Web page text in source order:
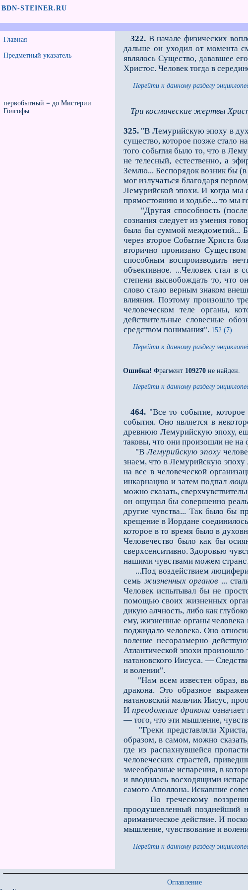
BDN-STEINER.RU
Главная
Предметный указатель
первобытный = до Мистерии
Голгофы
322. В начале физических
дальше он уходил от момента
являлось Существо, дававшее
Христос. Человек тогда в
Перейти к данному разделу
Три космические жертвы
325. "В Лемурийскую эпоху в
существо, которое позже стало
того события было то, что в
не телесный, естественно, а
Землю... Беспорядок возник бы (в
мог излучаться благодаря
Лемурийской эпохи. И когда мы
прямостоянию и ходьбе... то мы
"Другая способность (после
сознания следует из умения
была бы суммой междометий...
через второе Событие Христа
вторично пронизано
способным воспроизводить
объективное. ...Человек стал в
степени высвобождать то, что
слово стало верным знаком
влияния. Поэтому произошло
человеческом теле органы,
действительные словесные
средством понимания". 152 (7)
Перейти к данному разделу
Ошибка! Фрагмент 109270 не найден.
Перейти к данному разделу
464. "Все то событие,
события. Оно является в
древнюю Лемурийскую эпоху,
таковы, что они произошли не
"ВЛемурийскую эпоху
знаем, что в Лемурийскую
на все в человеческой
инкарнацию и затем подпал
можно сказать,
он ощущал бы совершенно
другие чувства... Так было бы
крещение в Иордане
которое в то время было в
Человечество было как бы
сверхсенситивно. Здоровью
нашими чувствами можем
...Под воздействием
семь жизненных органов ...
Человек испытывал бы не
помощью своих жизненных
дикую алчность, либо как
ему, жизненные органы
поджидало человека. Оно
воление несоразмерно
Атлантической эпохи
натановского Иисуса. —
и волении".
"Нам всем известен образ,
дракона. Это образное
натановский мальчик Иисус,
И преодоление дракона
— того, что эти мышление,
"Греки представляли Христа,
образом, в самом, можно
где из распахнувшейся
человеческих страстей,
змееобразные испарения, в
и вводилась восходящими
самого Аполлона. Искавшие
По греческому воззрению,
проодушевленный позднейший
ариманическое действие. И
мышление, чувствование и
Перейти к данному разделу
Оглавление